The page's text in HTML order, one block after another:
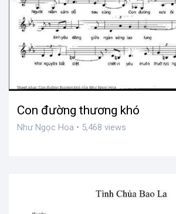
Con đường thương khó
Như Ngọc Hoa • 5,468 views